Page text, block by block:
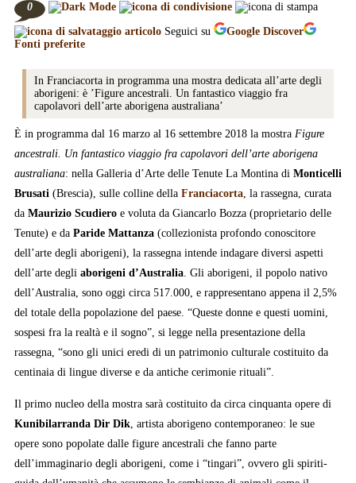
0
Seguici su Google Discover
Fonti preferite
In Franciacorta in programma una mostra dedicata all’arte degli
aborigeni: è ’Figure ancestrali. Un fantastico viaggio fra
capolavori dell’arte aborigena australiana’
È in programma dal 16 marzo al 16 settembre 2018 la mostra Figure
ancestrali. Un fantastico viaggio fra capolavori dell’arte aborigena
australiana: nella Galleria d’Arte delle Tenute La Montina di Monticelli
Brusati(Brescia), sulle colline della Franciacorta, la rassegna, curata
da Maurizio Scudieroe voluta da Giancarlo Bozza (proprietario delle
Tenute) e da Paride Mattanza(collezionista profondo conoscitore
dell’arte degli aborigeni), la rassegna intende indagare diversi aspetti
dell’arte degli aborigeni d’Australia. Gli aborigeni, il popolo nativo
dell’Australia, sono oggi circa 517.000, e rappresentano appena il 2,5%
del totale della popolazione del paese. “Queste donne e questi uomini,
sospesi fra la realtà e il sogno”, si legge nella presentazione della
rassegna, “sono gli unici eredi di un patrimonio culturale costituito da
centinaia di lingue diverse e da antiche cerimonie rituali”.
Il primo nucleo della mostra sarà costituito da circa cinquanta opere di
Kunibilarranda Dir Dik, artista aborigeno contemporaneo: le sue
opere sono popolate dalle figure ancestrali che fanno parte
dell’immaginario degli aborigeni, come i “tingari”, ovvero gli spiriti-